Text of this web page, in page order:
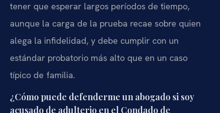
tener que esperar largos períodos de tiempo,
aunque la carga de la prueba recae sobre quien
alega la infidelidad, y debe cumplir con un
estándar probatorio más alto que en un caso
típico de familia.
¿Cómo puede defenderme un abogado si soy
acusado de adulterio en el Condado de